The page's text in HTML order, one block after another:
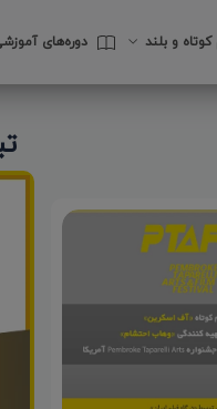
و بلند دوره‌های